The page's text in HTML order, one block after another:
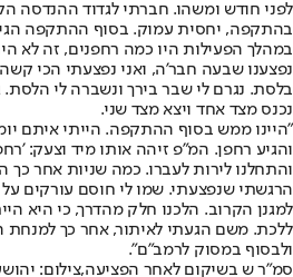
בהתקפה, יחסית עמוק. בסוף ההתקפה
במהלך הפעילות היו כמה רחפנים, זה לא
נפצענו שבעה חבר'ה, ואני נפצעתי הכי
בלסת. נגרם לי שבר בירך ונשברה לי
נכנס מצד אחד ויצא מצד שני.
"היינו ממש בסוף ההתקפה. הייתי איתם
והגיע רחפן. המ"פ זיהה אותו מיד וצעק:
והתחלנו לירות לעברו. כמה שניות אחר כך
הרגשתי שנפצעתי. שמו לי חוסם עורקים על
למגנן הקרוב. הלכנו חלק מהדרך, כי היא
ללכת. משם הגעתי לאיתור, אחר כך למנחת
ולבסוף במסוק לרמב"ם".
סמ"ר ש בשיקום לאחר הפציעה,צילום: